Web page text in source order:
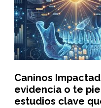
Caninos
evidencia o te
estudios clave